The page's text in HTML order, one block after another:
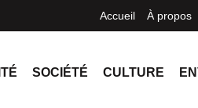
Accueil À propos
SOCIÉTÉ CULTURE